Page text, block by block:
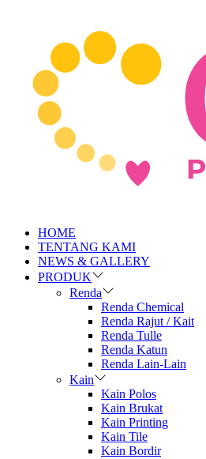
HOME
TENTANG KAMI
NEWS & GALLERY
PRODUK
Renda
Renda Chemical
Renda Rajut / Kait
Renda Tulle
Renda Katun
Renda Lain-Lain
Kain
Kain Polos
Kain Brukat
Kain Printing
Kain Tile
Kain Bordir